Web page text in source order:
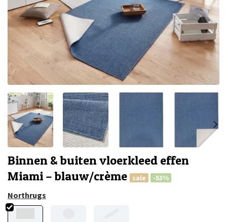
Binnen & buiten vloerkleed effen
Miami – blauw/crème
sale -53%
Northrugs